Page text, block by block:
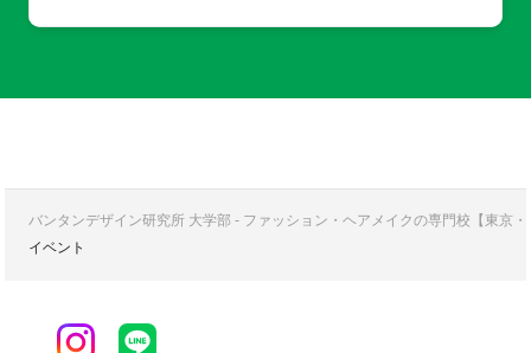
バンタンデザイン研究所 大学部 - ファッション・ヘアメイクの専門校【東京
イベント